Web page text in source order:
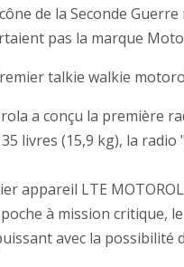
de la Seconde
pas la marque
talkie walkie
a conçu la première
livres (15,9 kg), la
appareil LTE
à mission critique,
avec la possibilité